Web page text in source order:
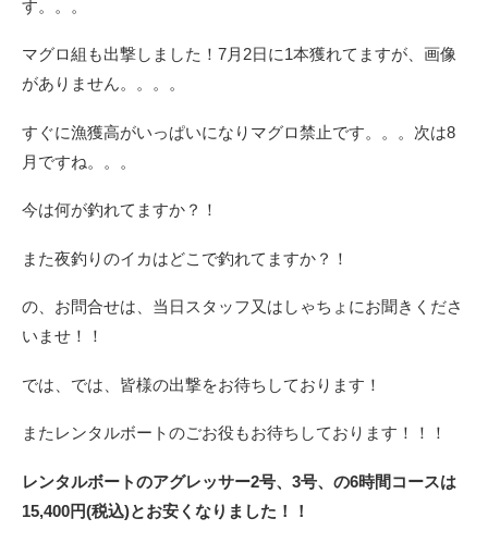
す。。。
マグロ組も出撃しました！7月2日に1本獲れてますが、画像
がありません。。。。
すぐに漁獲高がいっぱいになりマグロ禁止です。。。次は8
月ですね。。。
今は何が釣れてますか？！
また夜釣りのイカはどこで釣れてますか？！
の、お問合せは、当日スタッフ又はしゃちょにお聞きくださ
いませ！！
では、では、皆様の出撃をお待ちしております！
またレンタルボートのごお役もお待ちしております！！！
レンタルボートのアグレッサー2号、3号、の6時間コースは
15,400円(税込)とお安くなりました！！